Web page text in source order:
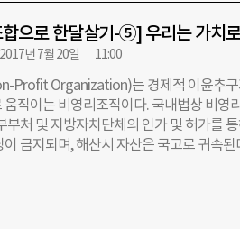
으로 한달살기-⑤] 우리는 가치
2017년 7월 20일 11:00
Profit Organization)는 경제적 이윤추
움직이는 비영리조직이다. 국내법상 비영
부처 및 지방자치단체의 인가 및 허가를
이 금지되며, 해산시 자산은 국고로 귀속